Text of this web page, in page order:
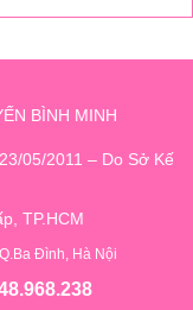
BÌNH MINH
05/2011 – Do Sở Kế
TP.HCM
Đình, Hà Nội